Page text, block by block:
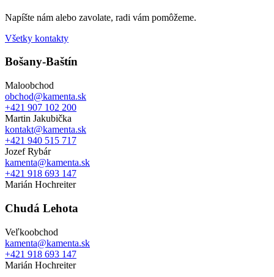
Napíšte nám alebo zavolate, radi vám pomôžeme.
Všetky kontakty
Bošany-Baštín
Maloobchod
obchod@kamenta.sk
+421 907 102 200
Martin Jakubička
kontakt@kamenta.sk
+421 940 515 717
Jozef Rybár
kamenta@kamenta.sk
+421 918 693 147
Marián Hochreiter
Chudá Lehota
Veľkoobchod
kamenta@kamenta.sk
+421 918 693 147
Marián Hochreiter